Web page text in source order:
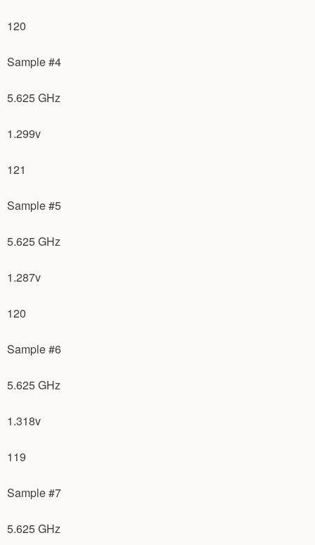
120
Sample #4
5.625 GHz
1.299v
121
Sample #5
5.625 GHz
1.287v
120
Sample #6
5.625 GHz
1.318v
119
Sample #7
5.625 GHz